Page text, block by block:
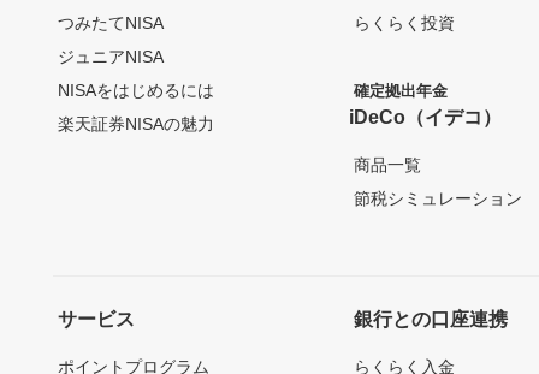
つみたてNISA
ジュニアNISA
NISAをはじめるには
楽天証券NISAの魅力
らくらく投資
確定拠出年金
iDeCo（イデコ）
商品一覧
節税シミュレーション
サービス
ポイントプログラム
銀行との口座連携
らくらく入金